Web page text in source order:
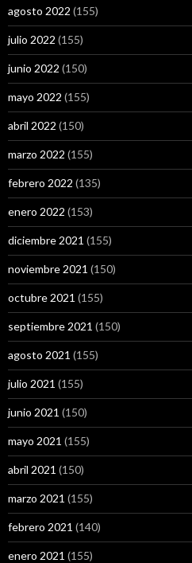
agosto 2022 (155)
julio 2022 (155)
junio 2022 (150)
mayo 2022 (155)
abril 2022 (150)
marzo 2022 (155)
febrero 2022 (135)
enero 2022 (153)
diciembre 2021 (155)
noviembre 2021 (150)
octubre 2021 (155)
septiembre 2021 (150)
agosto 2021 (155)
julio 2021 (155)
junio 2021 (150)
mayo 2021 (155)
abril 2021 (150)
marzo 2021 (155)
febrero 2021 (140)
enero 2021 (155)